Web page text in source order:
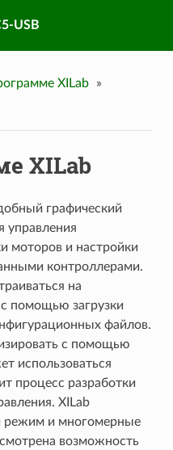
USB
XILab
»
XILab
графический
управления
моторов и настройки
контроллерами.
на
помощью загрузки
файлов.
с помощью
использоваться
процесс разработки
XILab
режим и многомерные
возможность